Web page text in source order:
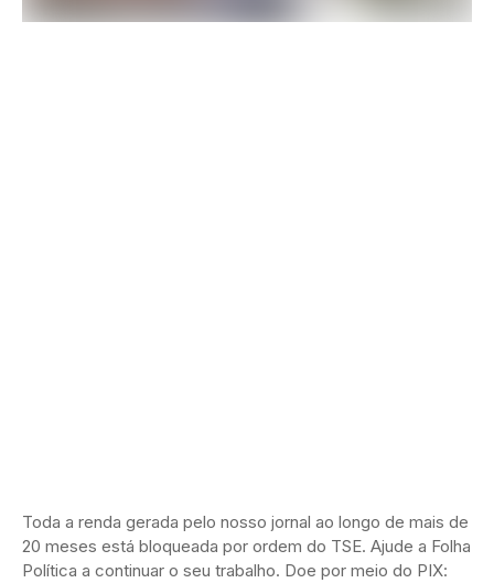
Toda a renda gerada pelo nosso jornal ao longo de mais de
20 meses está bloqueada por ordem do TSE. Ajude a Folha
Política a continuar o seu trabalho. Doe por meio do PIX: